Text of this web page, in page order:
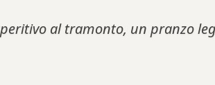
al tramonto, un pranzo